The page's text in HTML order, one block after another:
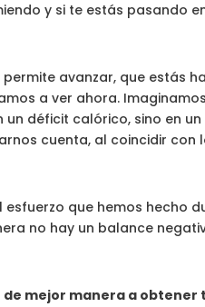
y si te estás pasando en
avanzar, que estás
a ver ahora.
déficit calórico, sino en
cuenta, al coincidir con
que hemos hecho
no hay un balance
mejor manera a obtener